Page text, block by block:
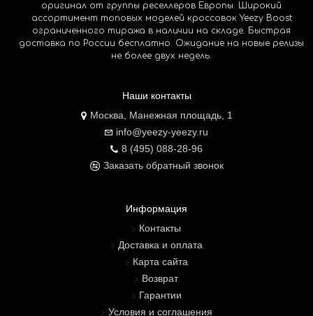
оригинал от группы реселлеров Европы. Широкий
ассортимент топовых моделей кроссовок Yeezy Boost
ограниченного тиража в наличии на складе. Быстрая
доставка по России бесплатно. Ожидание на новые релизы
не более двух недель.
Наши контакты
Москва, Манежная площадь, 1
info@yeezy-yeezy.ru
8 (495) 088-28-96
Заказать обратный звонок
Информация
Контакты
Доставка и оплата
Карта сайта
Возврат
Гарантии
Условия и соглашения